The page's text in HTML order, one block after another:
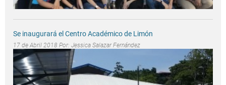
Se inaugurará el Centro Académico de Limón
17 de Abril 2018 Por: Jessica Salazar Fernández